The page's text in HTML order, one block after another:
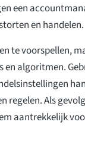
een
en handelen.
te voorspellen,
en algoritmen.
regelen. Als
aantrekkelijk